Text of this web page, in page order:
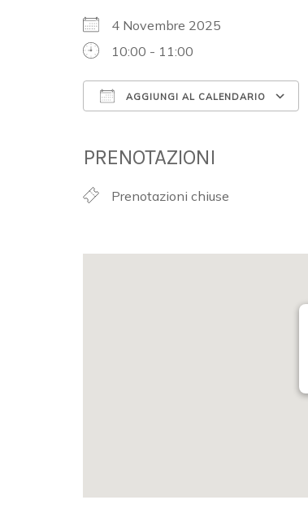
4 Novembre 2025
10:00 - 11:00
AGGIUNGI AL CALENDARIO
PRENOTAZIONI
Prenotazioni chiuse